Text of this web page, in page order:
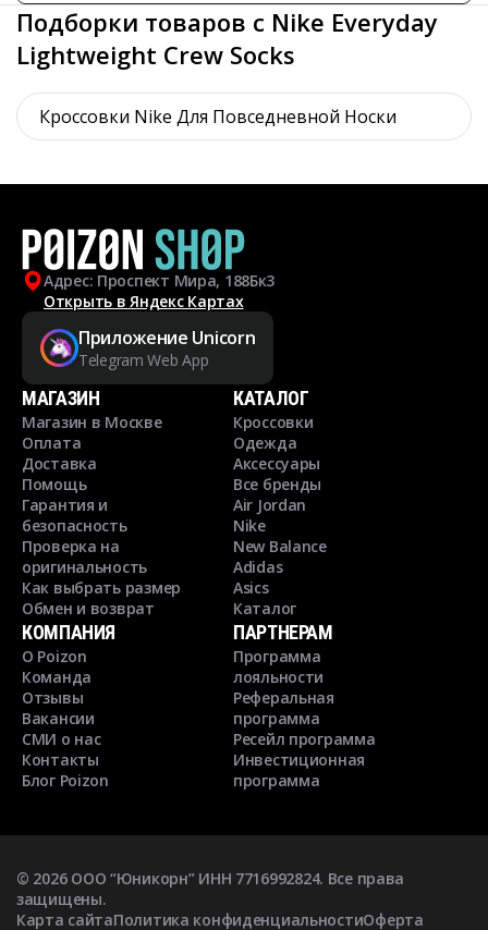
Подборки товаров с Nike Everyday
Lightweight Crew Socks
Кроссовки Nike Для Повседневной Носки
Адрес: Проспект Мира, 188Бк3
Открыть в Яндекс Картах
Приложение Unicorn
Telegram Web App
МАГАЗИН
Магазин в Москве
Оплата
Доставка
Помощь
Гарантия и
безопасность
Проверка на
оригинальность
Как выбрать размер
Обмен и возврат
КАТАЛОГ
Кроссовки
Одежда
Аксессуары
Все бренды
Air Jordan
Nike
New Balance
Adidas
Asics
Каталог
КОМПАНИЯ
О Poizon
Команда
Отзывы
Вакансии
СМИ о нас
Контакты
Блог Poizon
ПАРТНЕРАМ
Программа
лояльности
Реферальная
программа
Ресейл программа
Инвестиционная
программа
© 2026ООО “Юникорн” ИНН 7716992824. Все права
защищены.
Карта сайтаПолитика конфиденциальностиОферта